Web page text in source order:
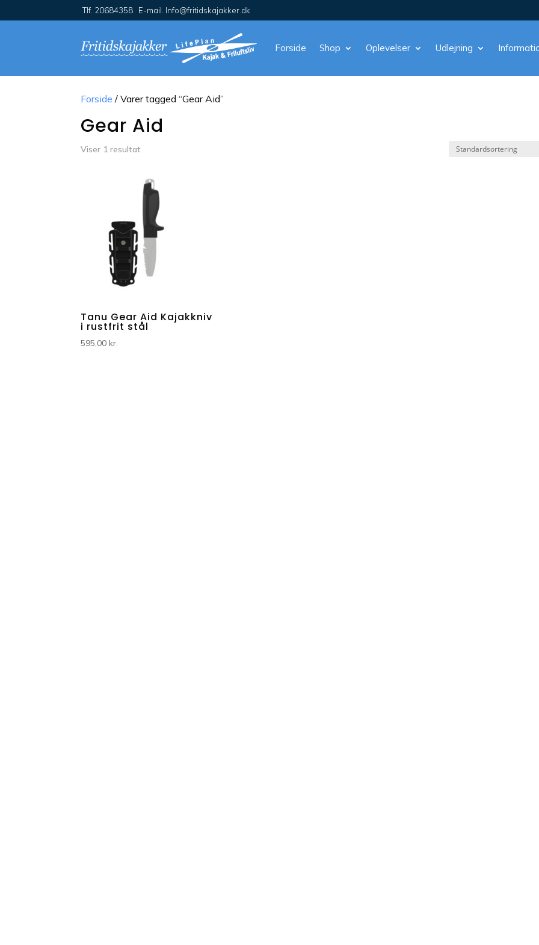
Tlf. 20684358 E-mail. Info@fritidskajakker.dk
Forside Shop Oplevelser Udlejning
Forside / Varer tagged “Gear Aid”
Gear Aid
Viser 1 resultat
Tanu Gear Aid Kajakkniv
i rustfrit stål
595,00kr.